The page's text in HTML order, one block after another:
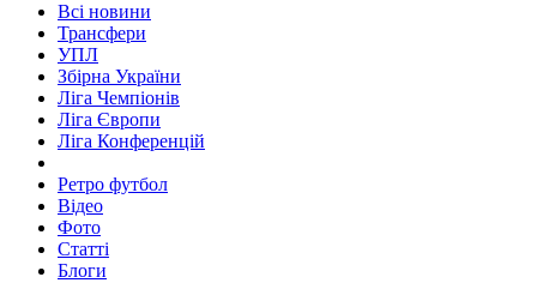
Всі новини
Трансфери
УПЛ
Збірна України
Ліга Чемпіонів
Ліга Європи
Ліга Конференцій
Ретро футбол
Відео
Фото
Статті
Блоги